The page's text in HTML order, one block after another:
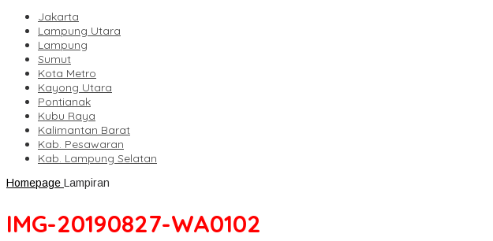
Jakarta
Lampung Utara
Lampung
Sumut
Kota Metro
Kayong Utara
Pontianak
Kubu Raya
Kalimantan Barat
Kab. Pesawaran
Kab. Lampung Selatan
Homepage Lampiran
IMG-20190827-WA0102